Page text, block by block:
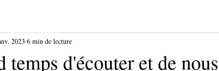
temps d'écouter et de nous
2023 6 min de lecture